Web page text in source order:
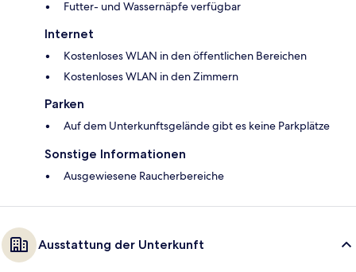
Futter- und Wassernäpfe verfügbar
Internet
Kostenloses WLAN in den öffentlichen Bereichen
Kostenloses WLAN in den Zimmern
Parken
Auf dem Unterkunftsgelände gibt es keine Parkplätze
Sonstige Informationen
Ausgewiesene Raucherbereiche
Ausstattung der Unterkunft